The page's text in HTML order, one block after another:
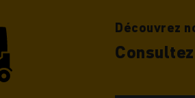
Découvrez